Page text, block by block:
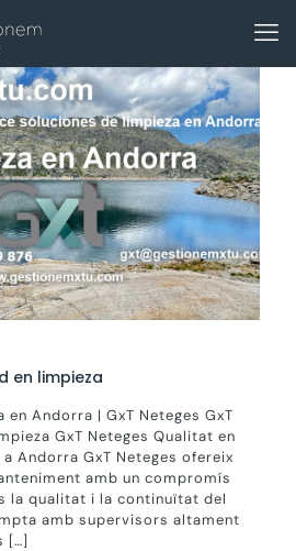
en limpieza
Andorra | GxT Neteges GxT
GxT Neteges Qualitat en
Andorra GxT Neteges ofereix
amb un compromís
la qualitat i la continuïtat del
amb supervisors altament
[…]